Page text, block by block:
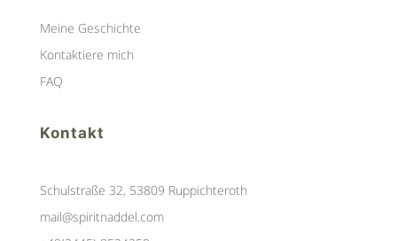
Meine Geschichte
Kontaktiere mich
FAQ
Kontakt
Schulstraße 32, 53809 Ruppichteroth
mail@spiritnaddel.com